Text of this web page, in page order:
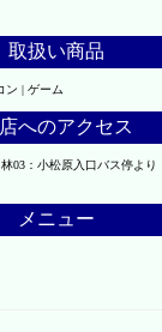
取扱い商品
ン | ゲーム
へのアクセス
03：小松原入口バス停よ
メニュー